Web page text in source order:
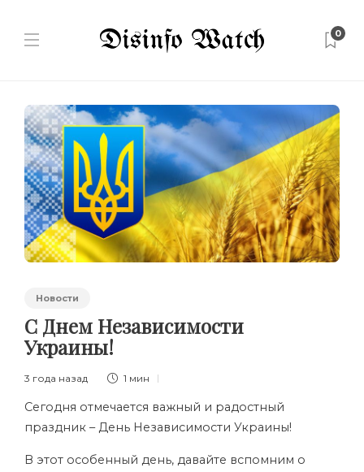
0
Новости
С Днем Независимости
Украины!
3 года назад 1 мин
Сегодня отмечается важный и радостный
праздник – День Независимости Украины!
В этот особенный день, давайте вспомним о